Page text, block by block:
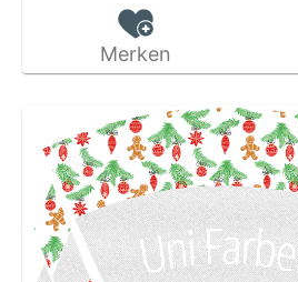
Merken